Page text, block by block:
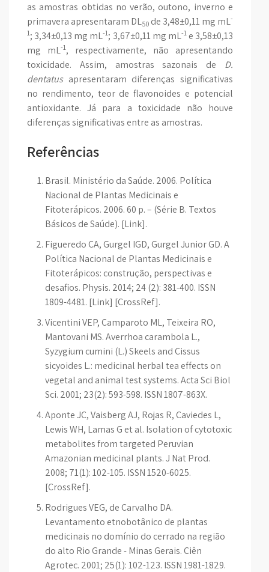
as amostras obtidas no verão, outono, inverno e
primavera apresentaram DL50 de 3,48±0,11 mg mL-
1; 3,34±0,13 mg mL-1; 3,67±0,11 mg mL-1e 3,58±0,13
mg mL-1, respectivamente, não apresentando
toxicidade. Assim, amostras sazonais de D.
dentatusapresentaram diferenças significativas
no rendimento, teor de flavonoides e potencial
antioxidante. Já para a toxicidade não houve
diferenças significativas entre as amostras.
Referências
Brasil. Ministério da Saúde. 2006. Política
Nacional de Plantas Medicinais e
Fitoterápicos. 2006. 60 p. – (Série B. Textos
Básicos de Saúde). [Link].
Figueredo CA, Gurgel IGD, Gurgel Junior GD. A
Política Nacional de Plantas Medicinais e
Fitoterápicos: construção, perspectivas e
desafios. Physis. 2014; 24 (2): 381-400. ISSN
1809-4481. [Link] [CrossRef].
Vicentini VEP, Camparoto ML, Teixeira RO,
Mantovani MS. Averrhoa carambola L.,
Syzygium cumini (L.) Skeels and Cissus
sicyoides L.: medicinal herbal tea effects on
vegetal and animal test systems. Acta Sci Biol
Sci. 2001; 23(2): 593-598. ISSN 1807-863X.
Aponte JC, Vaisberg AJ, Rojas R, Caviedes L,
Lewis WH, Lamas G et al. Isolation of cytotoxic
metabolites from targeted Peruvian
Amazonian medicinal plants. J Nat Prod.
2008; 71(1): 102-105. ISSN 1520-6025.
[CrossRef].
Rodrigues VEG, de Carvalho DA.
Levantamento etnobotânico de plantas
medicinais no domínio do cerrado na região
do alto Rio Grande - Minas Gerais. Ciên
Agrotec. 2001; 25(1): 102-123. ISSN 1981-1829.